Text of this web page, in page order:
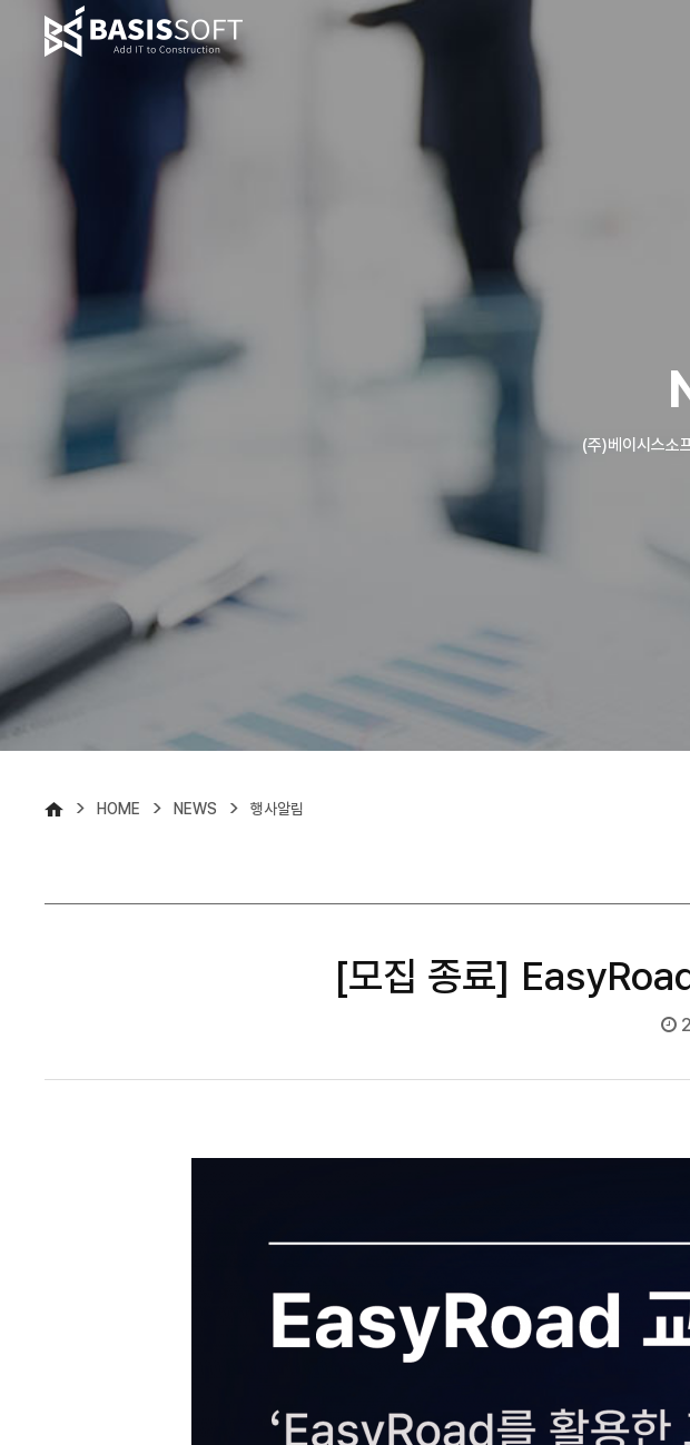
(주)베이시스소
> HOME > NEWS > 행사알림
[모집 종료]